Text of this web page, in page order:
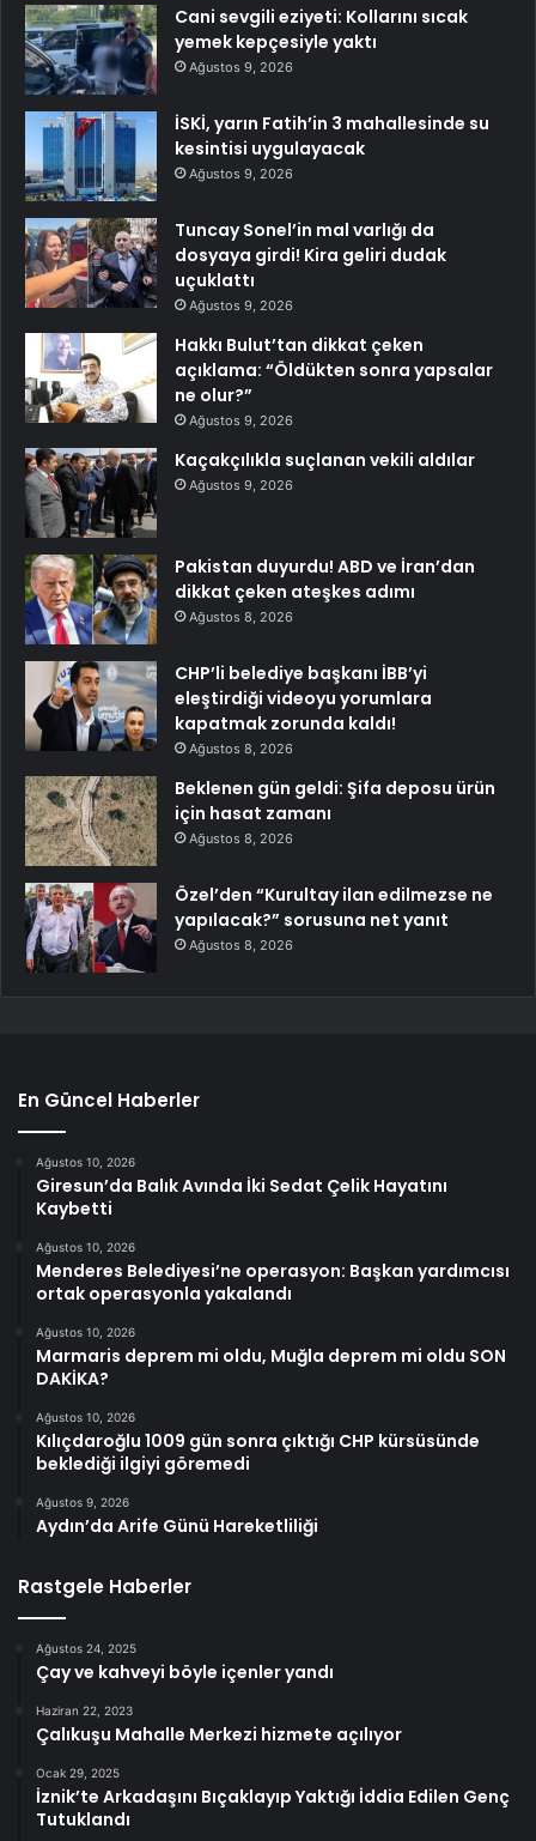
Cani sevgili eziyeti: Kollarını sıcak
yemek kepçesiyle yaktı
Ağustos 9, 2026
İSKİ, yarın Fatih’in 3 mahallesinde su
kesintisi uygulayacak
Ağustos 9, 2026
Tuncay Sonel’in mal varlığı da
dosyaya girdi! Kira geliri dudak
uçuklattı
Ağustos 9, 2026
Hakkı Bulut’tan dikkat çeken
açıklama: “Öldükten sonra yapsalar
ne olur?”
Ağustos 9, 2026
Kaçakçılıkla suçlanan vekili aldılar
Ağustos 9, 2026
Pakistan duyurdu! ABD ve İran’dan
dikkat çeken ateşkes adımı
Ağustos 8, 2026
CHP’li belediye başkanı İBB’yi
eleştirdiği videoyu yorumlara
kapatmak zorunda kaldı!
Ağustos 8, 2026
Beklenen gün geldi: Şifa deposu ürün
için hasat zamanı
Ağustos 8, 2026
Özel’den “Kurultay ilan edilmezse ne
yapılacak?” sorusuna net yanıt
Ağustos 8, 2026
En Güncel Haberler
Ağustos 10, 2026
Giresun’da Balık Avında İki Sedat Çelik Hayatını
Kaybetti
Ağustos 10, 2026
Menderes Belediyesi’ne operasyon: Başkan yardımcısı
ortak operasyonla yakalandı
Ağustos 10, 2026
Marmaris deprem mi oldu, Muğla deprem mi oldu SON
DAKİKA?
Ağustos 10, 2026
Kılıçdaroğlu 1009 gün sonra çıktığı CHP kürsüsünde
beklediği ilgiyi göremedi
Ağustos 9, 2026
Aydın’da Arife Günü Hareketliliği
Rastgele Haberler
Ağustos 24, 2025
Çay ve kahveyi böyle içenler yandı
Haziran 22, 2023
Çalıkuşu Mahalle Merkezi hizmete açılıyor
Ocak 29, 2025
İznik’te Arkadaşını Bıçaklayıp Yaktığı İddia Edilen Genç
Tutuklandı